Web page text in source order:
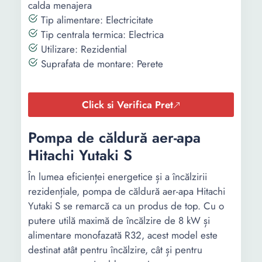
calda menajera
Tip alimentare: Electricitate
Tip centrala termica: Electrica
Utilizare: Rezidential
Suprafata de montare: Perete
Click si Verifica Pret
Pompa de căldură aer-apa
Hitachi Yutaki S
În lumea eficienței energetice și a încălzirii
rezidențiale, pompa de căldură aer-apa Hitachi
Yutaki S se remarcă ca un produs de top. Cu o
putere utilă maximă de încălzire de 8 kW și
alimentare monofazată R32, acest model este
destinat atât pentru încălzire, cât și pentru